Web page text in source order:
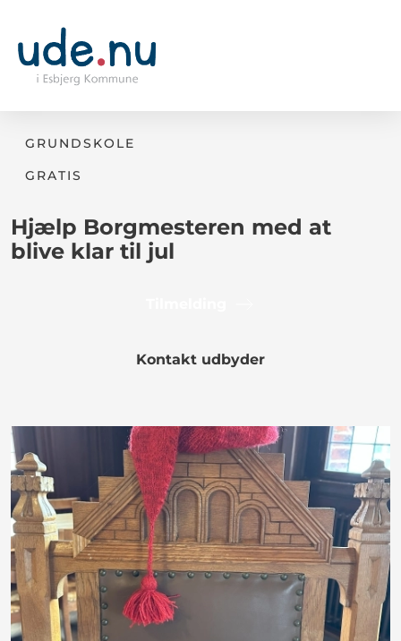
GRUNDSKOLE
GRATIS
Hjælp Borgmesteren med at
blive klar til jul
Kontakt udbyder